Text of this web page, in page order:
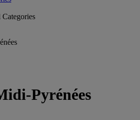
Pyrénées